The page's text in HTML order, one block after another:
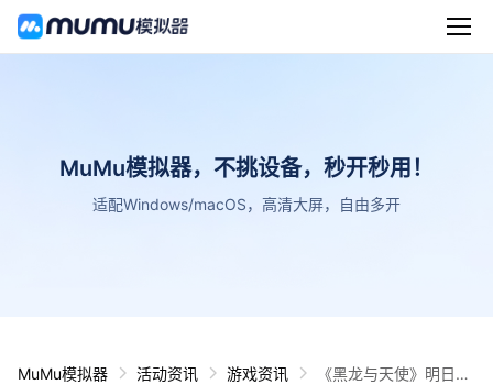
MuMu模拟器，不挑设备，秒开秒用！
适配Windows/macOS，高清大屏，自由多开
MuMu模拟器 活动资讯 游戏资讯
《黑龙与天使》明日开